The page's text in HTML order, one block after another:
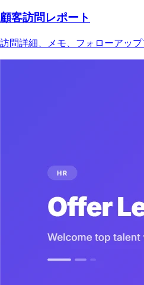
顧客訪問レポート
訪問詳細、メモ、フォローアッ